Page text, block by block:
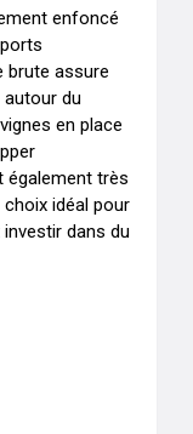
enfoncé
brute assure
autour du
en place
également très
idéal pour
dans du